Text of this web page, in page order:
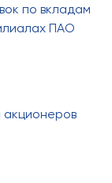
по вкладам
ПАО